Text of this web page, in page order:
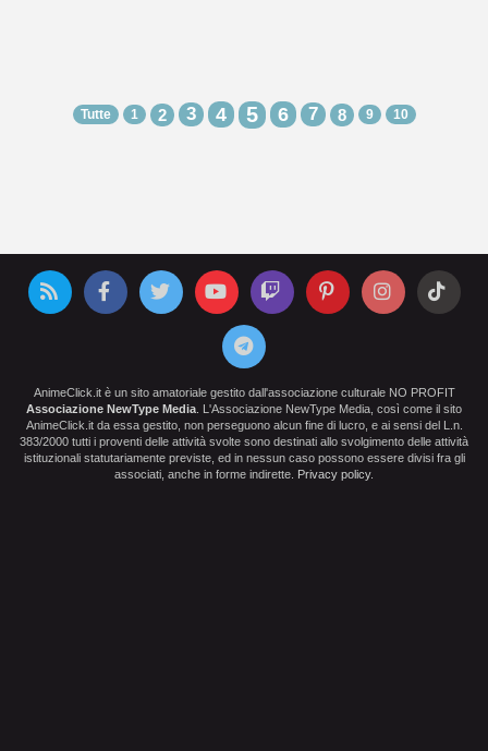
Tutte 1 2 3 4 5 6 7 8 9 10
AnimeClick.it è un sito amatoriale gestito dall'associazione culturale NO PROFIT
Associazione NewType Media . L'Associazione NewType Media, così come il sito
AnimeClick.it da essa gestito, non perseguono alcun fine di lucro, e ai sensi del L.n.
383/2000 tutti i proventi delle attività svolte sono destinati allo svolgimento delle attività
istituzionali statutariamente previste, ed in nessun caso possono essere divisi fra gli
associati, anche in forme indirette. Privacy policy.